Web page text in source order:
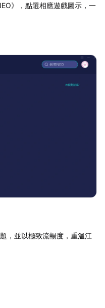
》，點選相應遊戲圖示，一
，並以極致流暢度，重溫江